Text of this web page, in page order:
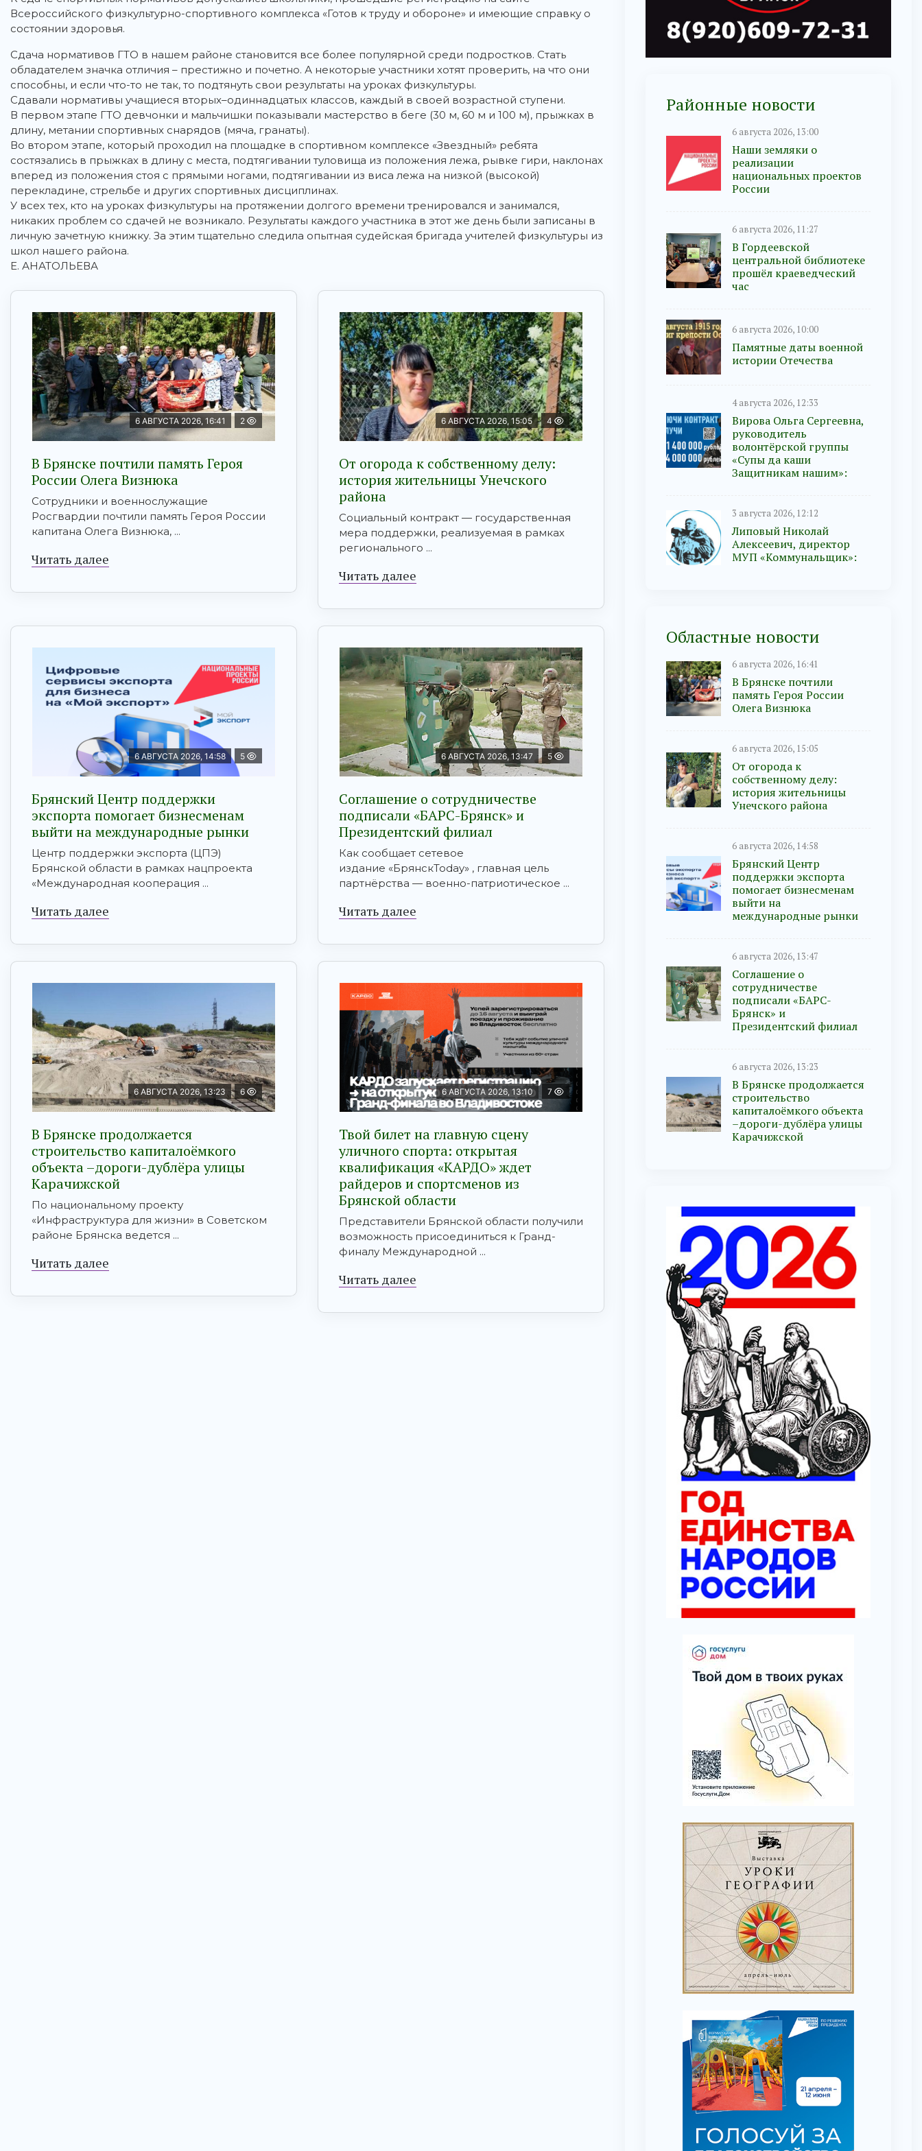
Всероссийского физкультурно-спортивного комплекса «Готов к труду и обороне» и имеющие справку о
состоянии здоровья.
Сдача нормативов ГТО в нашем районе становится все более популярной среди подростков. Стать
обладателем значка отличия – престижно и почетно. А некоторые участники хотят проверить, на что они
способны, и если что-то не так, то подтянуть свои результаты на уроках физкультуры.
Сдавали нормативы учащиеся вторых–одиннадцатых классов, каждый в своей возрастной ступени.
В первом этапе ГТО девчонки и мальчишки показывали мастерство в беге (30 м, 60 м и 100 м), прыжках в
длину, метании спортивных снарядов (мяча, гранаты).
Во втором этапе, который проходил на площадке в спортивном комплексе «Звездный» ребята
состязались в прыжках в длину с места, подтягивании туловища из положения лежа, рывке гири, наклонах
вперед из положения стоя с прямыми ногами, подтягивании из виса лежа на низкой (высокой)
перекладине, стрельбе и других спортивных дисциплинах.
У всех тех, кто на уроках физкультуры на протяжении долгого времени тренировался и занимался,
никаких проблем со сдачей не возникало. Результаты каждого участника в этот же день были записаны в
личную зачетную книжку. За этим тщательно следила опытная судейская бригада учителей физкультуры из
школ нашего района.
Е. АНАТОЛЬЕВА
6 АВГУСТА 2026, 16:41 2
В Брянске почтили память Героя
России Олега Визнюка
Сотрудники и военнослужащие
Росгвардии почтили память Героя России
капитана Олега Визнюка, ...
Читать далее
6 АВГУСТА 2026, 15:05 4
От огорода к собственному делу:
история жительницы Унечского
района
Социальный контракт — государственная
мера поддержки, реализуемая в рамках
регионального ...
Читать далее
6 АВГУСТА 2026, 14:58 5
Брянский Центр поддержки
экспорта помогает бизнесменам
выйти на международные рынки
Центр поддержки экспорта (ЦПЭ)
Брянской области в рамках нацпроекта
«Международная кооперация ...
Читать далее
6 АВГУСТА 2026, 13:47 5
Соглашение о сотрудничестве
подписали «БАРС-Брянск» и
Президентский филиал
Как сообщает сетевое
издание «БрянскToday» , главная цель
партнёрства — военно-патриотическое ...
Читать далее
6 АВГУСТА 2026, 13:23 6
В Брянске продолжается
строительство капиталоёмкого
объекта –дороги-дублёра улицы
Карачижской
По национальному проекту
«Инфраструктура для жизни» в Советском
районе Брянска ведется ...
Читать далее
6 АВГУСТА 2026, 13:10 7
Твой билет на главную сцену
уличного спорта: открытая
квалификация «КАРДО» ждет
райдеров и спортсменов из
Брянской области
Представители Брянской области получили
возможность присоединиться к Гранд-
финалу Международной ...
Читать далее
Районные новости
6 августа 2026, 13:00
Наши земляки о
реализации
национальных проектов
России
6 августа 2026, 11:27
В Гордеевской
центральной библиотеке
прошёл краеведческий
час
6 августа 2026, 10:00
Памятные даты военной
истории Отечества
4 августа 2026, 12:33
Вирова Ольга Сергеевна,
руководитель
волонтёрской группы
«Супы да каши
Защитникам нашим»:
3 августа 2026, 12:12
Липовый Николай
Алексеевич, директор
МУП «Коммунальщик»:
Областные новости
6 августа 2026, 16:41
В Брянске почтили
память Героя России
Олега Визнюка
6 августа 2026, 15:05
От огорода к
собственному делу:
история жительницы
Унечского района
6 августа 2026, 14:58
Брянский Центр
поддержки экспорта
помогает бизнесменам
выйти на
международные рынки
6 августа 2026, 13:47
Соглашение о
сотрудничестве
подписали «БАРС-
Брянск» и
Президентский филиал
6 августа 2026, 13:23
В Брянске продолжается
строительство
капиталоёмкого объекта
–дороги-дублёра улицы
Карачижской